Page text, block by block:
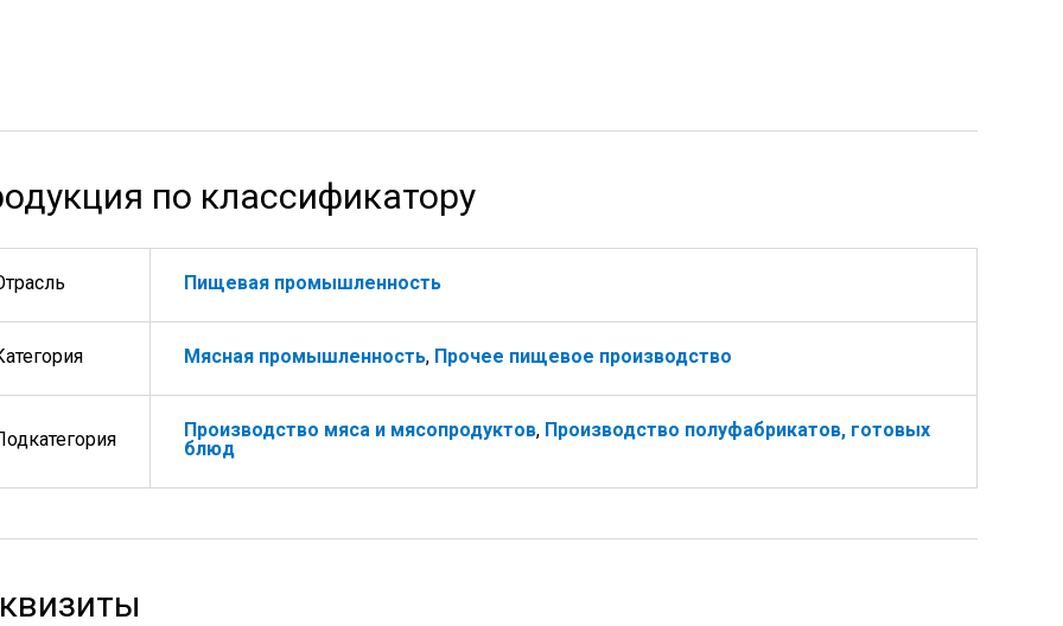
по классификатору
Пищевая промышленность
Мясная промышленность, Прочее пищевое производство
Производство мяса и мясопродуктов, Производство полуфабрикатов, готовых
блюд